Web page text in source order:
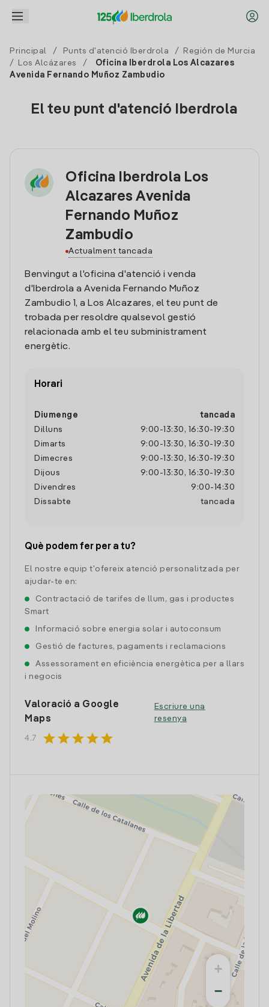
Principal / Punts d'atenció Iberdrola /
Región de Murcia
/
Los Alcázares /
Oficina Iberdrola Los Alcazares
Avenida Fernando Muñoz Zambudio
El teu punt d'atenció Iberdrola
Oficina Iberdrola Los
Alcazares Avenida
Fernando Muñoz
Zambudio
Actualment tancada
Benvingut a l'oficina d'atenció i venda
d'Iberdrola a Avenida Fernando Muñoz
Zambudio 1, a Los Alcazares, el teu punt de
trobada per resoldre qualsevol gestió
relacionada amb el teu subministrament
energètic.
Horari
Diumenge
tancada
Dilluns
9:00 - 13:30 , 16:30- 19:30
Dimarts
9:00 - 13:30 , 16:30- 19:30
Dimecres
9:00 - 13:30 , 16:30- 19:30
Dijous
9:00 - 13:30 , 16:30- 19:30
Divendres
9:00- 14:30
Dissabte
tancada
Què podem fer per a tu?
El nostre equip t'ofereix atenció personalitzada per
ajudar-te en:
Contractació de tarifes de llum, gas i productes
Smart
Informació sobre energia solar i autoconsum
Gestió de factures, pagaments i reclamacions
Assessorament en eficiència energètica per a llars
i negocis
Valoració a Google
Maps
4.7 starstarstarstarstar
Escriure una
resenya
+
−